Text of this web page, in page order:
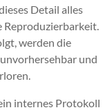
Detail alles
Reproduzierbarkeit.
werden die
und
internes Protokoll